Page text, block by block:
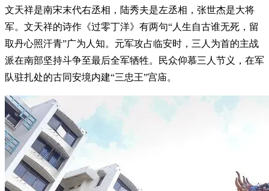
文天祥是南宋末代右丞相，陆秀夫是左丞相，张世杰是大将
军。文天祥的诗作《过零丁洋》有两句“人生自古谁无死，留
取丹心照汗青”广为人知。元军攻占临安时，三人为首的主战
派在南部坚持斗争至最后全军牺牲。民众仰慕三人节义，在军
队驻扎处的古同安境内建“三忠王”宫庙。